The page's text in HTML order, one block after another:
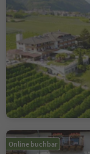
Online buchbar